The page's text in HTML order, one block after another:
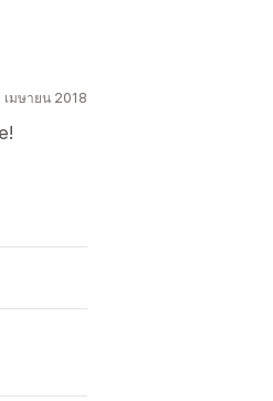
เมษายน 2018